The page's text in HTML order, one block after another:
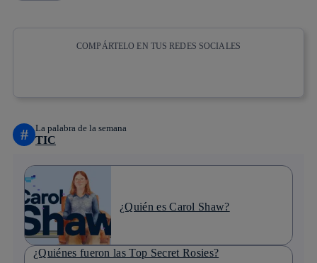
COMPÁRTELO EN TUS REDES SOCIALES
# La palabra de la semana
TIC
¿Quién es Carol Shaw?
¿Quiénes fueron las Top Secret Rosies?